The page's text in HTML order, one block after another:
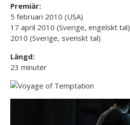
Premiär:
5 februari 2010 (USA)
17 april 2010 (Sverige, engelskt tal)
2010 (Sverige, svenskt tal)
Längd:
23 minuter